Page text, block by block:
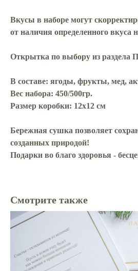
Вкусы в наборе могут
от наличия определенного вкуса
Открытка по выбору из
В составе: ягоды, фрукты, мед,
Вес набора: 450/500гр.
Размер коробки: 12х12 см
Бережная сушка позволяет
созданных природой!
Подарки во благо здоровья -
Смотрите также